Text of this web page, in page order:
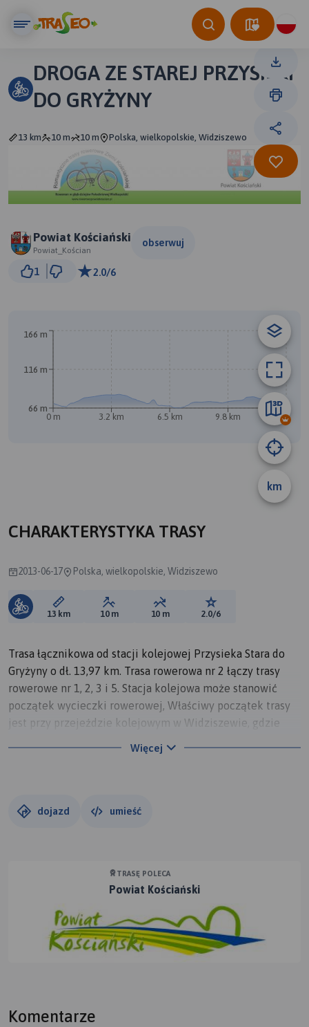
DROGA ZE STAREJ PRZYSIEKI
DO GRYŻYNY
13 km 10 m 10 m Polska, wielkopolskie, Widziszewo
Powiat Kościański
Powiat_Kościan
obserwuj
1 2.0/6
A
km
0 m 3.2 km 6.5 km 9.8 km 13 km
66 m
116 m
166 m
CHARAKTERYSTYKA TRASY
2013-06-17 Polska, wielkopolskie, Widziszewo
Długość trasy:
13 km Suma przewyższeń:
10 m Suma spadków:
10 m Ocena trasy:
2.0/6
Trasa łącznikowa od stacji kolejowej Przysieka Stara do
Gryżyny o dł. 13,97 km. Trasa rowerowa nr 2 łączy trasy
rowerowe nr 1, 2, 3 i 5. Stacja kolejowa może stanowić
początek wycieczki rowerowej, Właściwy początek trasy
jest przy przejeździe kolejowym w Widziszewie, gdzie
Więcej
dojazd umieść
TRASĘ POLECA
Powiat Kościański
Komentarze